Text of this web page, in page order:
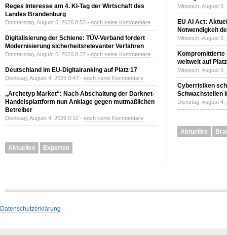
Reges Interesse am 4. KI-Tag der Wirtschaft des
Landes Brandenburg
Donnerstag, August 6, 2026 8:53 - noch keine Kommentare
Digitalisierung der Schiene: TÜV-Verband fordert
Modernisierung sicherheitsrelevanter Verfahren
Donnerstag, August 6, 2026 0:37 - noch keine Kommentare
Deutschland im EU-Digitalranking auf Platz 17
Dienstag, August 4, 2026 0:47 - noch keine Kommentare
„Archetyp Market“: Nach Abschaltung der Darknet-
Handelsplattform nun Anklage gegen mutmaßlichen
Betreiber
Dienstag, August 4, 2026 0:12 - noch keine Kommentare
Aktuelles Experten
Mittwoch, August
EU AI Act:
Notwendigkeit
Mittwoch, August
Kompromittierte
weltweit auf
Mittwoch, August
Cyberrisiken
Schwachstellen
Dienstag, August
Aktuelles
Datenschutzerklärung